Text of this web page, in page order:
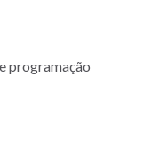
programação